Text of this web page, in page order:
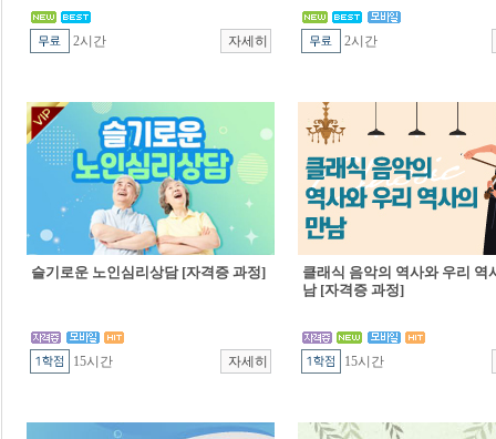
2시간 2시간
슬기로운 노인심리상담 [자격증 과정]
15시간
클래식 음악의 역사와 우리 역
남 [자격증 과정]
15시간